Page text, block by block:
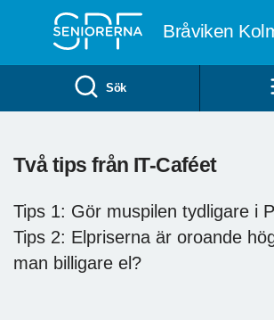
Bråviken
Sök
Två tips från IT-Caféet
Tips 1: Gör muspilen tydligare i
Tips 2: Elpriserna är oroande
man billigare el?